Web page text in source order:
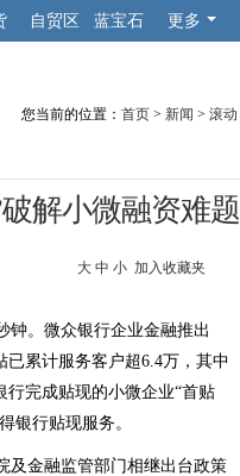
自贸区 蓝宝石 更多
您当前的位置： 首页 > 新闻 > 滚动
解小微融资难题
大 中 小 加入收藏夹
钟。微众银行企业金融推出
累计服务客户超6.4万，其中
行完成贴现的小微企业“首贴
银行贴现服务。
及金融监管部门相继出台政策